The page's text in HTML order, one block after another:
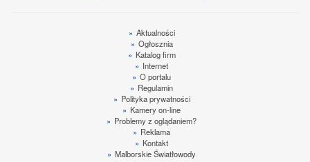
» Aktualności
» Ogłosznia
» Katalog firm
» Internet
» O portalu
» Regulamin
» Polityka prywatności
» Kamery on-line
» Problemy z oglądaniem?
» Reklama
» Kontakt
» Malborskie Światłowody